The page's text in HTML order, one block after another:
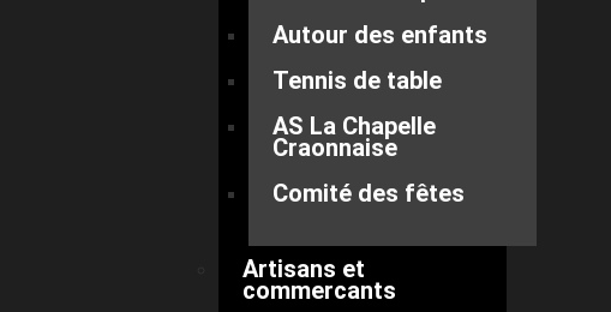
Autour des enfants
Tennis de table
AS La Chapelle
Craonnaise
Comité des fêtes
Artisans et
commercants